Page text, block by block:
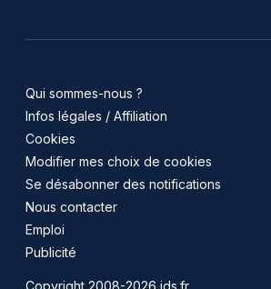
Qui sommes-nous ?
Infos légales / Affiliation
Cookies
Modifier mes choix de cookies
Se désabonner des notifications
Nous contacter
Emploi
Publicité
Copyright 2008-2026 jds.fr